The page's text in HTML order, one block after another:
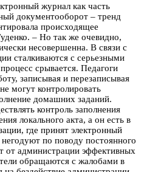
журнал как часть
документооборот – тренд
происходящее
– Но так же очевидно,
несовершенна. В связи с
сталкиваются с серьезными
срывается. Педагоги
записывая и перезаписывая
могут контролировать
домашних заданий.
контроль заполнения
локального акта, а он есть в
где принят электронный
по поводу постоянного
от администрации эффективных
обращаются с жалобами в